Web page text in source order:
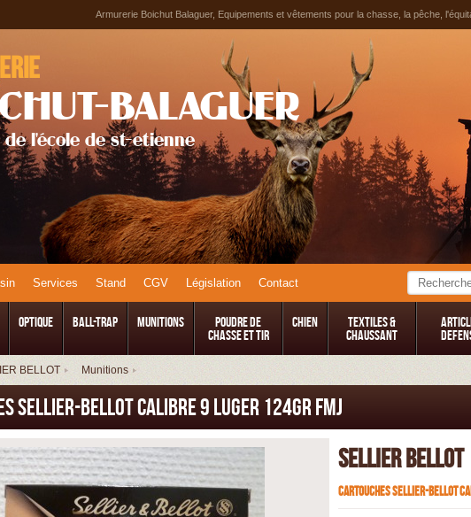
Armurerie Boichut Balaguer, Equipements et vêtements pour la chasse, la pêche,
BALAGUER
de l'école de st-etienne
Services Stand CGV Législation Contact
Optique Ball-Trap Munitions
Poudre de
Chasse et Tir
Chien
TEXTILES &
CHAUSSANT
BELLOT Munitions
SELLIER-BELLOT CALIBRE 9 LUGER 124gr FMJ
SELLIER BELLOT
CARTOUCHES SELLIER-BELLOT